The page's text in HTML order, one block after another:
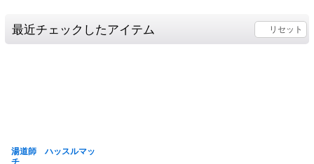
最近チェックしたアイテム リセット
湯道師 ハッスルマッ
チ